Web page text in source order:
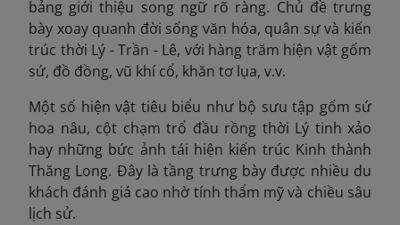
bảng giới thiệu song ngữ rõ ràng. Chủ đề trưng
bày xoay quanh đời sống văn hóa, quân sự và kiến
trúc thời Lý - Trần - Lê, với hàng trăm hiện vật gốm
sứ, đồ đồng, vũ khí cổ, khăn tơ lụa, v.v.
Một số hiện vật tiêu biểu như bộ sưu tập gốm sứ
hoa nâu, cột chạm trổ đầu rồng thời Lý tinh xảo
hay những bức ảnh tái hiện kiến trúc Kinh thành
Thăng Long. Đây là tầng trưng bày được nhiều du
khách đánh giá cao nhờ tính thẩm mỹ và chiều sâu
lịch sử.